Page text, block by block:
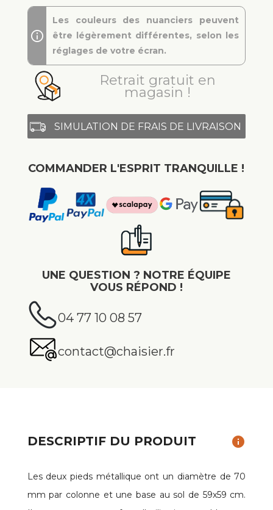
Les couleurs des nuanciers peuvent
être légèrement différentes, selon les
réglages de votre écran.
Retrait gratuit en
magasin !
SIMULATION DE FRAIS DE LIVRAISON
COMMANDER L'ESPRIT TRANQUILLE !
UNE QUESTION ? NOTRE ÉQUIPE
VOUS RÉPOND !
04 77 10 08 57
contact@chaisier.fr
DESCRIPTIF DU PRODUIT info
Les deux pieds métallique ont un diamètre de 70
mm par colonne et une base au sol de 59x59 cm.